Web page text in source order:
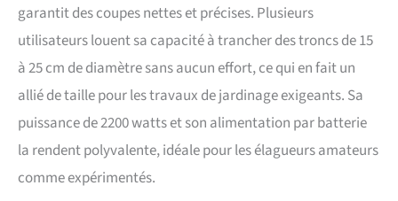
élimine le besoin de lancer à la corde, offrant une
puissance immédiate et un contrôle optimal à
chaque coupe. PROTECTION DE SÉCURITÉ
RENFORCÉE Le frein de chaîne s’arrête en moins
d’une seconde, assurant une sécurité supérieure
pour les professionnels dans les environnements
exigeants. CONFORT D’UTILISATION SUPÉRIEUR La
large poignée surmoulée offre une prise en main et
un confort accrus lors d’une utilisation prolongée,
réduisant la fatigue pendant les longues journées.
INCLUS : 1 BATTERIE 5,0AH ET 1 CHARGEUR 1A.
garantit des coupes nettes et précises. Plusieurs
utilisateurs louent sa capacité à trancher des troncs de 15
à 25 cm de diamètre sans aucun effort, ce qui en fait un
allié de taille pour les travaux de jardinage exigeants. Sa
puissance de 2200 watts et son alimentation par batterie
la rendent polyvalente, idéale pour les élagueurs amateurs
comme expérimentés.